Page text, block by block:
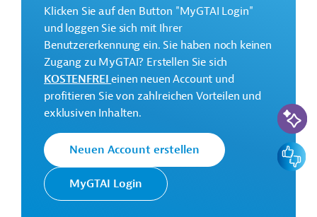
und praktische Hinweise zur Geschäftsanbahnung.
Gesamtkosten:
308 Millionen Euro (voraussichtlich)
Geberbeitrag:
154 Millionen Euro (voraussichtlich; Darlehen)
Kontaktadressen
Klicken Sie auf den Button "MyGTAI Login"
und loggen Sie sich mit Ihrer
Benutzererkennung ein. Sie haben noch keinen
Zugang zu MyGTAI? Erstellen Sie sich
KOSTENFREIeinen neuen Account und
profitieren Sie von zahlreichen Vorteilen und
exklusiven Inhalten.
Neuen Account erstellen
MyGTAI Login
KI-